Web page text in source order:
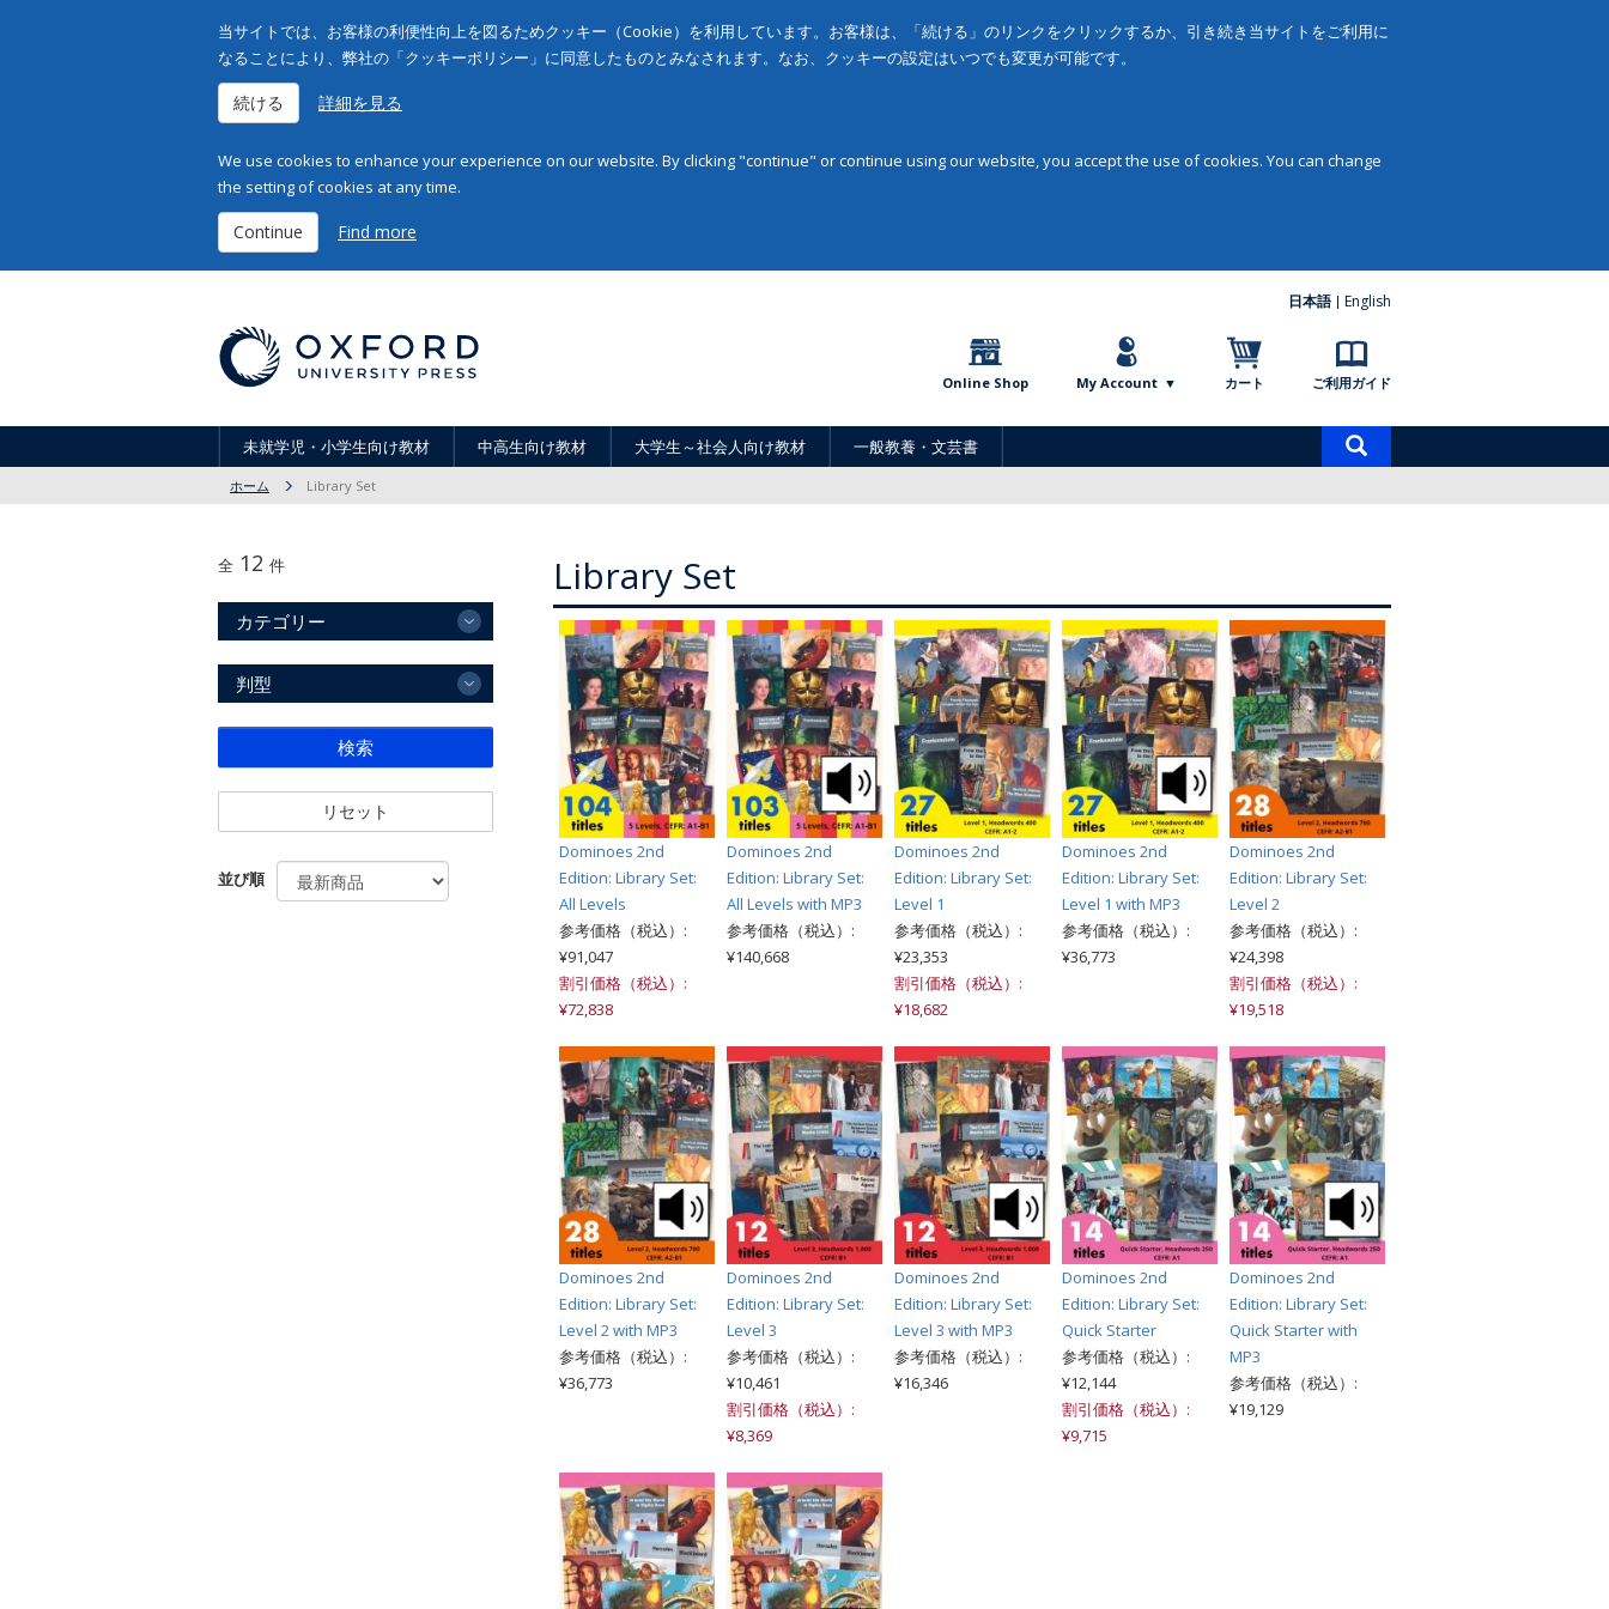
当サイトでは、お客様の利便性向上を図るためクッキー（Cookie）を利用しています。お客様は、「続ける」のリンクをクリックするか、引き続き当サイトをご利用に
なることにより、弊社の「クッキーポリシー」に同意したものとみなされます。なお、クッキーの設定はいつでも変更が可能です。
続ける 詳細を見る
We use cookies to enhance your experience on our website. By clicking "continue" or continue using our website, you accept the use of cookies. You can change
the setting of cookies at any time.
Continue Find more
日本語 English
Online Shop My Account カート ご利用ガイド
未就学児・小学生向け教材 中高生向け教材 大学生～社会人向け教材 一般教養・文芸書
ホーム Library Set
Library Set
Dominoes 2nd
Edition: Library Set:
All Levels
参考価格（税込）:
¥91,047
割引価格（税込）:
¥72,838
Dominoes 2nd
Edition: Library Set:
All Levels with MP3
参考価格（税込）:
¥140,668
Dominoes 2nd
Edition: Library Set:
Level 1
参考価格（税込）:
¥23,353
割引価格（税込）:
¥18,682
Dominoes 2nd
Edition: Library Set:
Level 1 with MP3
参考価格（税込）:
¥36,773
Dominoes 2nd
Edition: Library Set:
Level 2
参考価格（税込）:
¥24,398
割引価格（税込）:
¥19,518
Dominoes 2nd
Edition: Library Set:
Level 2 with MP3
参考価格（税込）:
¥36,773
Dominoes 2nd
Edition: Library Set:
Level 3
参考価格（税込）:
¥10,461
割引価格（税込）:
¥8,369
Dominoes 2nd
Edition: Library Set:
Level 3 with MP3
参考価格（税込）:
¥16,346
Dominoes 2nd
Edition: Library Set:
Quick Starter
参考価格（税込）:
¥12,144
割引価格（税込）:
¥9,715
Dominoes 2nd
Edition: Library Set:
Quick Starter with
MP3
参考価格（税込）:
¥19,129
全 12 件
カテゴリー
判型
検索
リセット
並び順